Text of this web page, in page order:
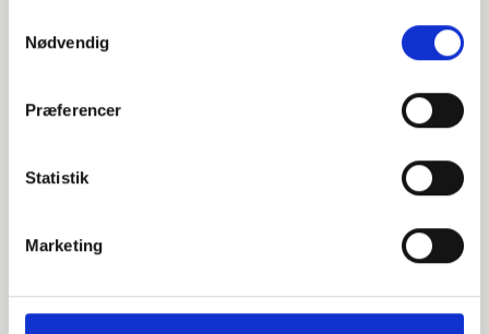
Nødvendig
Præferencer
Statistik
Marketing
DN20 26,9 Svejsekrave S-3
EN 1092-1 T:35 PN10-40 ISO
Svejsekrave
stk. tilgængelig